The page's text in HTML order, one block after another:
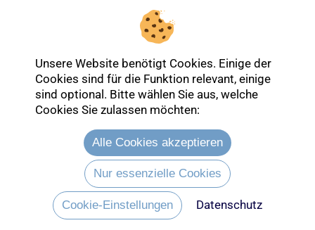
Nach oben
Login-Bereich
Unsere Website benötigt Cookies. Einige der
Cookies sind für die Funktion relevant, einige
sind optional. Bitte wählen Sie aus, welche
Cookies Sie zulassen möchten:
Alle Cookies akzeptieren
Nur essenzielle Cookies
Cookie-Einstellungen Datenschutz